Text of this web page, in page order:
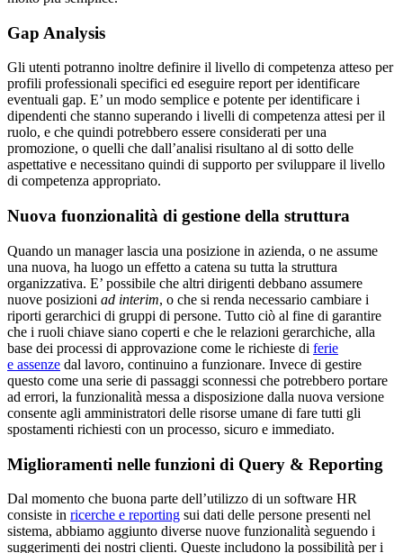
Gap Analysis
Gli utenti potranno inoltre definire il livello di competenza atteso per
profili professionali specifici ed eseguire report per identificare
eventuali gap. E’ un modo semplice e potente per identificare i
dipendenti che stanno superando i livelli di competenza attesi per il
ruolo, e che quindi potrebbero essere considerati per una
promozione, o quelli che dall’analisi risultano al di sotto delle
aspettative e necessitano quindi di supporto per sviluppare il livello
di competenza appropriato.
Nuova fuonzionalità di gestione della struttura
Quando un manager lascia una posizione in azienda, o ne assume
una nuova, ha luogo un effetto a catena su tutta la struttura
organizzativa. E’ possibile che altri dirigenti debbano assumere
nuove posizioni ad interim, o che si renda necessario cambiare i
riporti gerarchici di gruppi di persone. Tutto ciò al fine di garantire
che i ruoli chiave siano coperti e che le relazioni gerarchiche, alla
base dei processi di approvazione come le richieste di ferie
e assenze dal lavoro, continuino a funzionare. Invece di gestire
questo come una serie di passaggi sconnessi che potrebbero portare
ad errori, la funzionalità messa a disposizione dalla nuova versione
consente agli amministratori delle risorse umane di fare tutti gli
spostamenti richiesti con un processo, sicuro e immediato.
Miglioramenti nelle funzioni di Query & Reporting
Dal momento che buona parte dell’utilizzo di un software HR
consiste in ricerche e reporting sui dati delle persone presenti nel
sistema, abbiamo aggiunto diverse nuove funzionalità seguendo i
suggerimenti dei nostri clienti. Queste includono la possibilità per i